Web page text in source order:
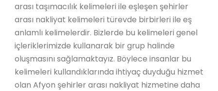
arası taşımacılık kelimeleri ile eşleşen şehirler
arası nakliyat kelimeleri türevde birbirleri ile eş
anlamlı kelimelerdir. Bizlerde bu kelimeleri genel
içleriklerimizde kullanarak bir grup halinde
oluşmasını sağlamaktayız. Böylece insanlar bu
kelimeleri kullandıklarında ihtiyaç duyduğu hizmet
olan Afyon şehirler arası nakliyat hizmetine daha